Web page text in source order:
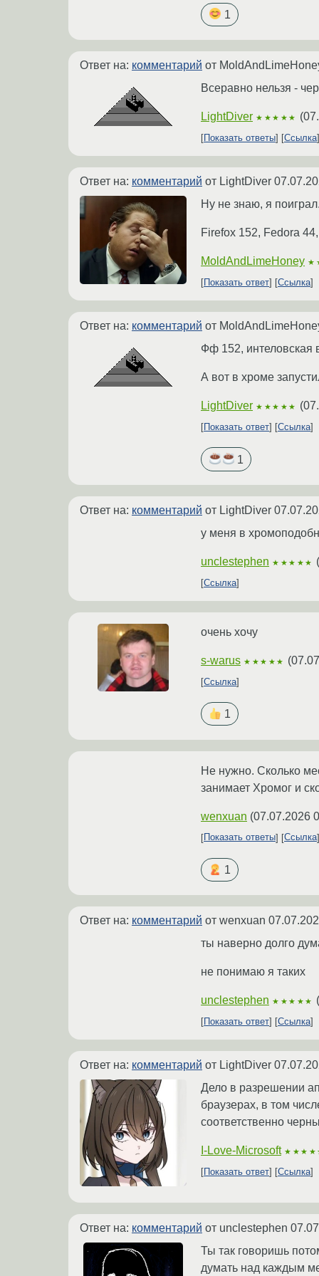
1
Ответ на: комментарий от
Всеравно нельзя -
LightDiver ★★★★★ (
Показать ответы Ссылка
Ответ на: комментарий от LightDiver
Ну не знаю, я
Firefox 152, Fedora
MoldAndLimeHoney
Показать ответ Ссылка
Ответ на: комментарий от
Фф 152, интеловская
А вот в хроме
LightDiver ★★★★★ (
Показать ответ Ссылка
1
Ответ на: комментарий от LightDiver
у меня в
unclestephen ★★★★★ (
Ссылка
очень хочу
s-warus ★★★★★ (
Ссылка
1
Не нужно. Сколько
занимает Хромог и
wenxuan (07.07.2026
Показать ответы Ссылка
1
Ответ на: комментарий от wenxuan
ты наверно долго
не понимаю я таких
unclestephen ★★★★★ (
Показать ответ Ссылка
Ответ на: комментарий от LightDiver
Дело в разрешении
браузерах, в том
соответственно
I-Love-Microsoft
Показать ответ Ссылка
Ответ на: комментарий от unclestephen
Ты так говоришь
думать над каждым